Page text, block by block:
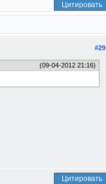
Цитировать
#29
(09-04-2012 21:16)
Цитировать